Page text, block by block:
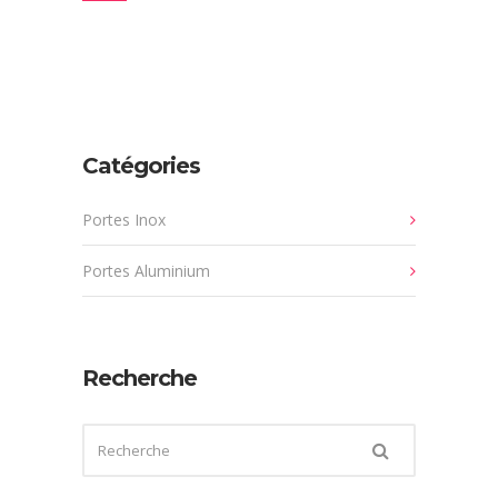
Catégories
Portes Inox
Portes Aluminium
Recherche